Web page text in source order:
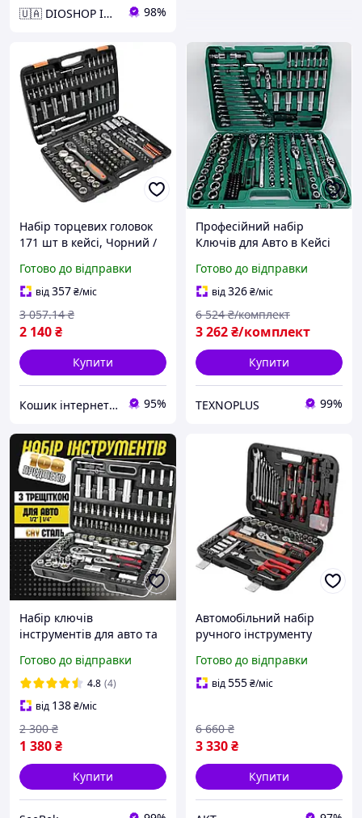
🇺🇦 DIOSHOP Інтернет-магазин 98%
Набір торцевих головок
171 шт в кейсі, Чорний /
Набір ключів для авто /
Набір головок
Готово до відправки
від357₴/міс
2 140₴
3 057.14 ₴
Купити
Кошик інтернет магазин 95%
Професійний набір
Ключів для Авто в Кейсі
Професійний набір
інструментів 216
предметів
Готово до відправки
від326₴/міс
3 262₴/комплект
6 524 ₴/комплект
Купити
TEXNOPLUS 99%
Набір ключів
інструментів для авто та
універсальний 108
предметів
Готово до відправки
4.8 (4)
від 138₴/міс
1 380₴
2 300 ₴
Купити
Автомобільний набір
ручного інструменту
кейсі 100 предметів,
Набір ключів для авто
Готово до відправки
від555₴/міс
3 330₴
6 660 ₴
Купити